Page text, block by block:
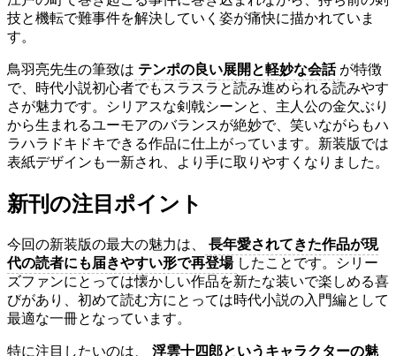
技と機転で難事件を解決していく姿が痛快に描かれていま
す。
鳥羽亮先生の筆致は テンポの良い展開と軽妙な会話 が特徴
で、時代小説初心者でもスラスラと読み進められる読みやす
さが魅力です。シリアスな剣戟シーンと、主人公の金欠ぶり
から生まれるユーモアのバランスが絶妙で、笑いながらもハ
ラハラドキドキできる作品に仕上がっています。新装版では
表紙デザインも一新され、より手に取りやすくなりました。
新刊の注目ポイント
今回の新装版の最大の魅力は、
長年愛されてきた作品が現
代の読者にも届きやすい形で再登場 したことです。シリー
ズファンにとっては懐かしい作品を新たな装いで楽しめる喜
びがあり、初めて読む方にとっては時代小説の入門編として
最適な一冊となっています。
特に注目したいのは、 浮雲十四郎というキャラクターの魅